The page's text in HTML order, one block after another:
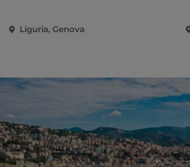
Liguria, Genova